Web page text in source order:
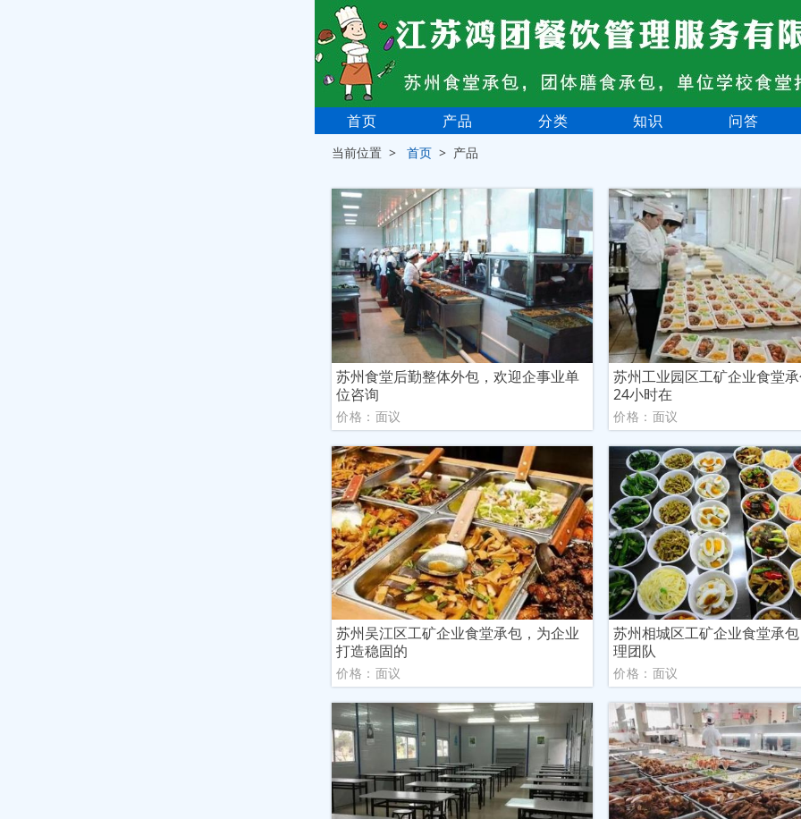
首页 产品 分类 知识 问答
当前位置 >首页 > 产品
苏州食堂后勤整体外包，欢迎企事业单
位咨询
价格：面议
苏州工业园区工矿企业食堂
24小时在
价格：面议
苏州吴江区工矿企业食堂承包，为企业
打造稳固的
价格：面议
苏州相城区工矿企业食堂承
理团队
价格：面议